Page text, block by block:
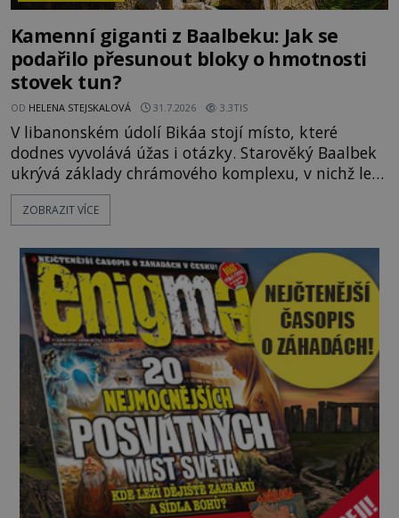
Kamenní giganti z Baalbeku: Jak se
podařilo přesunout bloky o hmotnosti
stovek tun?
OD HELENA STEJSKALOVÁ 31.7.2026 3.3TIS
V libanonském údolí Bikáa stojí místo, které
dodnes vyvolává úžas i otázky. Starověký Baalbek
ukrývá základy chrámového komplexu, v nichž leží
kameny tak obrovské, že se zdá téměř nemožné je
přesunout. Některé bloky váží kolem tisíce tun,
kolosů dokonce odhadem až 1650 tun. Jak lidé bez
moderních strojů dokázali takové giganty vytesat,
dopravit a přesně u
ZOBRAZIT VÍCE